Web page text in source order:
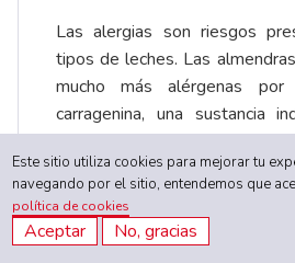
Las alergias son riesgos
tipos de leches. Las
mucho más alérgenas
carragenina, una sustancia
ulceraciones y otras
de intestino irritable
En contraste, el consumo de
embarazadas británicas
Este sitio utiliza cookies para mejorar tu
navegando por el sitio, entendemos que
política de cookies
Aceptar No, gracias